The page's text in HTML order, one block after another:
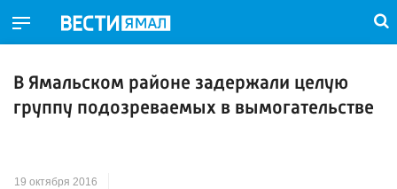
В Ямальском районе задержали целую
группу подозреваемых в вымогательстве
19 октября 2016